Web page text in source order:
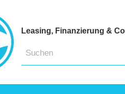
Leasing, Finanzierung & Co